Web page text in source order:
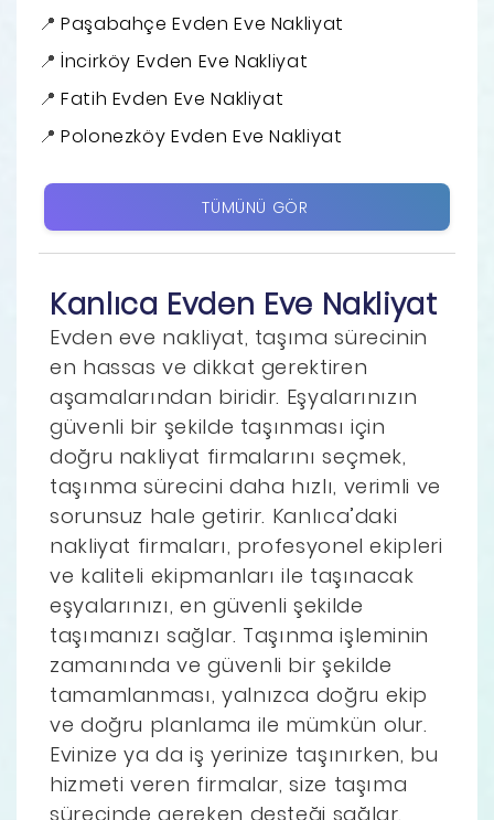
Paşabahçe Evden Eve Nakliyat
İncirköy Evden Eve Nakliyat
Fatih Evden Eve Nakliyat
Polonezköy Evden Eve Nakliyat
TÜMÜNÜ GÖR
Kanlıca Evden Eve Nakliyat
Evden eve nakliyat, taşıma sürecinin
en hassas ve dikkat gerektiren
aşamalarından biridir. Eşyalarınızın
güvenli bir şekilde taşınması için
doğru nakliyat firmalarını seçmek,
taşınma sürecini daha hızlı, verimli ve
sorunsuz hale getirir. Kanlıca’daki
nakliyat firmaları, profesyonel ekipleri
ve kaliteli ekipmanları ile taşınacak
eşyalarınızı, en güvenli şekilde
taşımanızı sağlar. Taşınma işleminin
zamanında ve güvenli bir şekilde
tamamlanması, yalnızca doğru ekip
ve doğru planlama ile mümkün olur.
Evinize ya da iş yerinize taşınırken, bu
hizmeti veren firmalar, size taşıma
sürecinde gereken desteği sağlar.